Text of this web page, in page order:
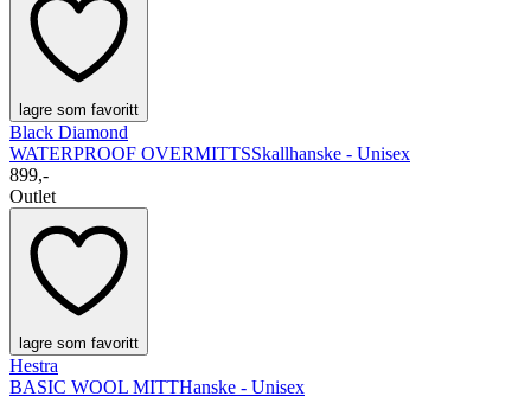
lagre som favoritt
Black Diamond
WATERPROOF OVERMITTSSkallhanske - Unisex
899,-
Outlet
lagre som favoritt
Hestra
BASIC WOOL MITTHanske - Unisex